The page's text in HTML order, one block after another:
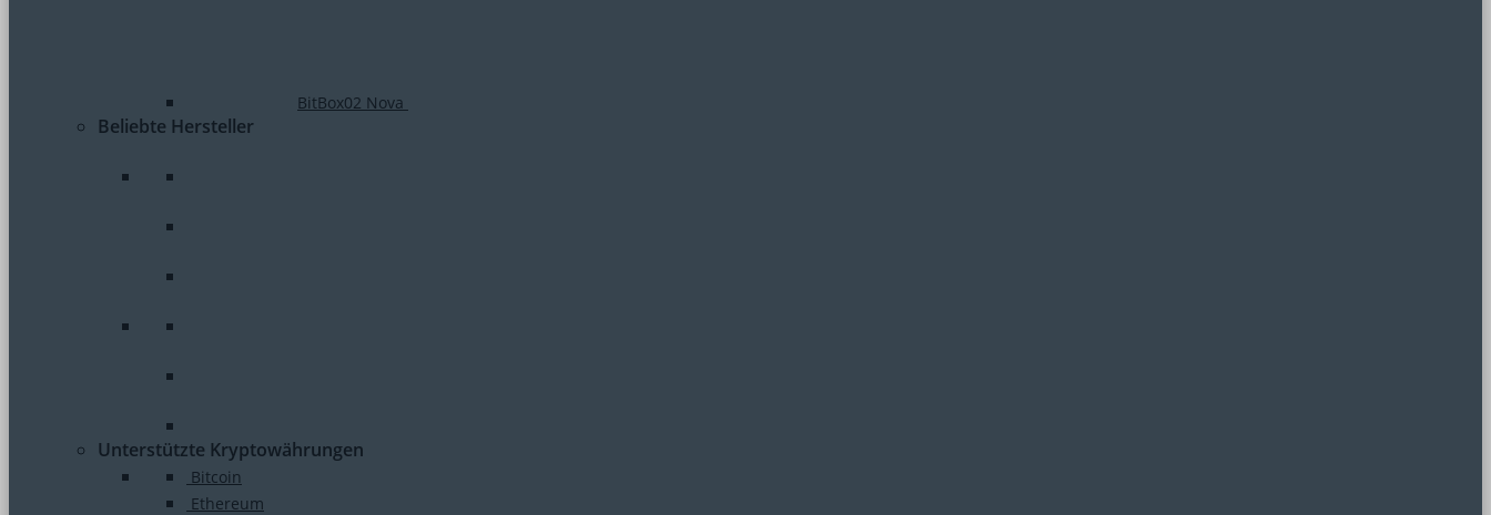
BitBox02 Nova
Beliebte Hersteller
Unterstützte Kryptowährungen
Bitcoin
Ethereum